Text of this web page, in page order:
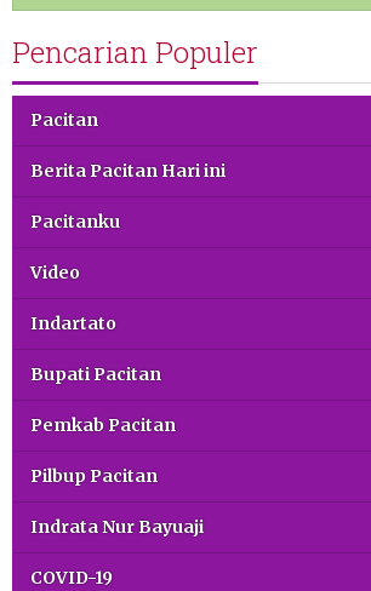
Pencarian Populer
Pacitan
Berita Pacitan Hari ini
Pacitanku
Video
Indartato
Bupati Pacitan
Pemkab Pacitan
Pilbup Pacitan
Indrata Nur Bayuaji
COVID-19